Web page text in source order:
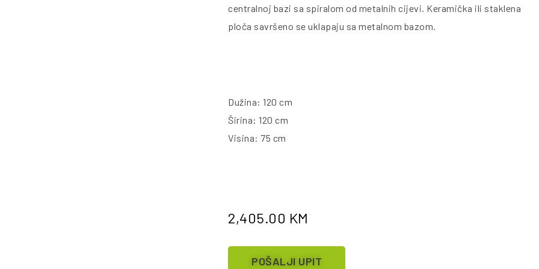
centralnoj bazi sa spiralom od metalnih cijevi. Keramička ili staklena
ploča savršeno se uklapaju sa metalnom bazom.
Dužina: 120 cm
Širina: 120 cm
Visina: 75 cm
2,405.00 KM
POŠALJI UPIT